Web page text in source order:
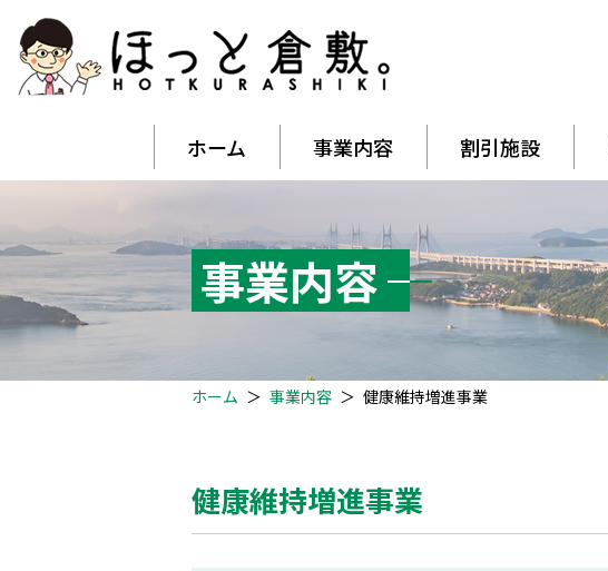
ホーム 事業内容 割引施設
事業内容
ホーム ＞ 事業内容 ＞ 健康維持増進事業
健康維持増進事業